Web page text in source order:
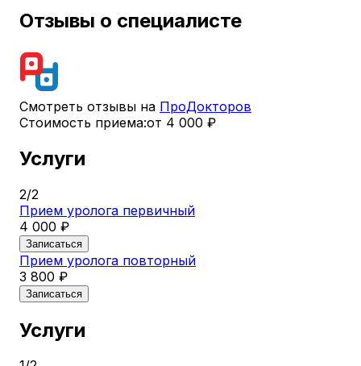
Отзывы о специалисте
Смотреть отзывы на ПроДокторов
Стоимость приема:от 4 000 ₽
Услуги
2/2
Прием уролога первичный
4 000 ₽
Записаться
Прием уролога повторный
3 800 ₽
Записаться
Услуги